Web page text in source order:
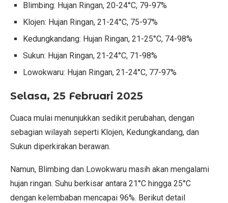
Blimbing: Hujan Ringan, 20-24°C, 79-97%
Klojen: Hujan Ringan, 21-24°C, 75-97%
Kedungkandang: Hujan Ringan, 21-25°C, 74-98%
Sukun: Hujan Ringan, 21-24°C, 71-98%
Lowokwaru: Hujan Ringan, 21-24°C, 77-97%
Selasa, 25 Februari 2025
Cuaca mulai menunjukkan sedikit perubahan, dengan
sebagian wilayah seperti Klojen, Kedungkandang, dan
Sukun diperkirakan berawan.
Namun, Blimbing dan Lowokwaru masih akan mengalami
hujan ringan. Suhu berkisar antara 21°C hingga 25°C
dengan kelembaban mencapai 96%. Berikut detail